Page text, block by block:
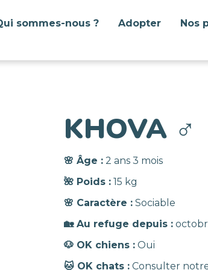
sommes-nous ? Adopter Nos
KHOVA ♂️
🌸 Âge :2 ans 3 mois
🌺 Poids :15 kg
🌸 Caractère :Sociable
🏡 Au refuge depuis :
🐶 OK chiens :Oui
🐱 OK chats : Consulter